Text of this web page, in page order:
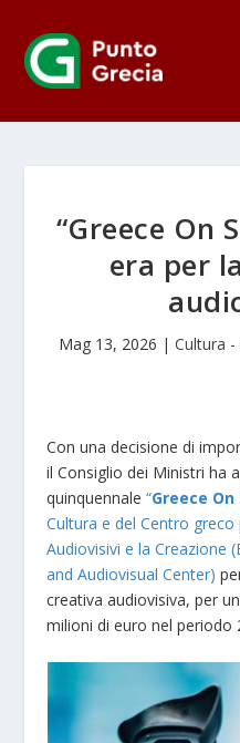
“Greece On
era per
Mag 13, 2026 | Cultura -
Con una decisione di
il Consiglio dei Ministri ha
quinquennale“Greece On
Cultura e del Centro
Audiovisivi e la
and Audiovisual Center)
creativa audiovisiva, per
milioni di euro nel periodo